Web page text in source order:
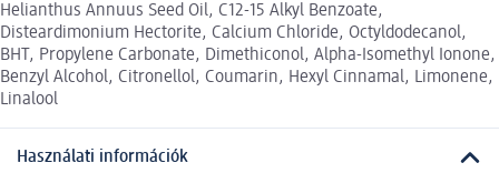
Helianthus Annuus Seed Oil, C12-15 Alkyl Benzoate,
Disteardimonium Hectorite, Calcium Chloride, Octyldodecanol,
BHT, Propylene Carbonate, Dimethiconol, Alpha-Isomethyl Ionone,
Benzyl Alcohol, Citronellol, Coumarin, Hexyl Cinnamal, Limonene,
Linalool
Használati információk